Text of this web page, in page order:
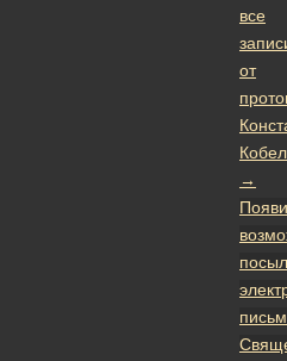
все
от
→